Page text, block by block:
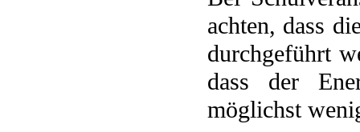
achten, dass
durchgeführt
dass der
möglichst